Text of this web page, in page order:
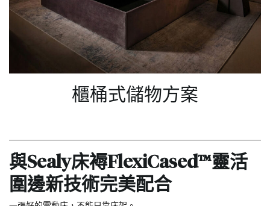
櫃桶式儲物方案
與Sealy床褥FlexiCased™靈活
圍邊新技術完美配合